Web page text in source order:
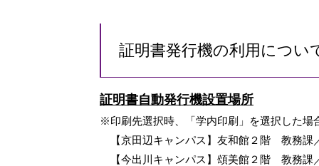
証明書発行機の利用につい
証明書自動発行機設置場所
※印刷先選択時、「学内印刷」を選択した場
【京田辺キャンパス】友和館２階 教務課
【今出川キャンパス】頌美館２階 教務課